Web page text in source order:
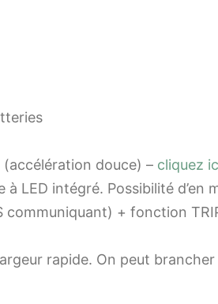
douce) – cliquez
LED intégré. Possibilité d’en
communiquant) + fonction
rapide. On peut